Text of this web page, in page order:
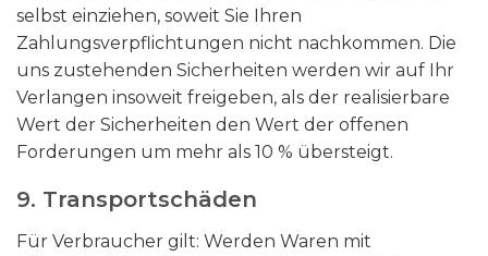
selbst einziehen, soweit Sie Ihren
Zahlungsverpflichtungen nicht nachkommen. Die
uns zustehenden Sicherheiten werden wir auf Ihr
Verlangen insoweit freigeben, als der realisierbare
Wert der Sicherheiten den Wert der offenen
Forderungen um mehr als 10 % übersteigt.
9. Transportschäden​​​​​​​
Für Verbraucher gilt: Werden Waren mit